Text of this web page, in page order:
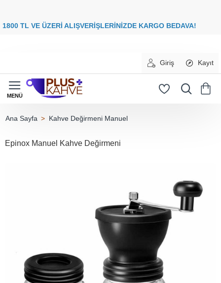
00 TL VE ÜZERİ ALIŞVERİŞLERİNİZDE KARGO
Giriş Kayıt
Kahve Değirmeni Manuel
Epinox Manuel Kahve Değirmeni